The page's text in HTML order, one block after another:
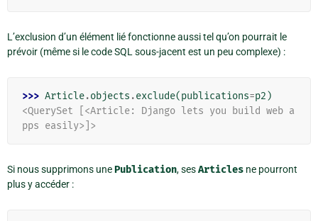
L’exclusion d’un élément lié fonctionne aussi tel qu’on pourrait le
prévoir (même si le code SQL sous-jacent est un peu complexe) :
>>> Article.objects .exclude(publications=p2 )
<QuerySet [<Article: Django lets you build web a
pps easily>]>
Si nous supprimons unePublication, sesArticles ne pourront
plus y accéder :